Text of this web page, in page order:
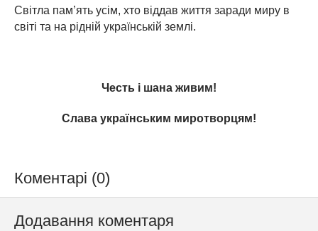
Світла пам’ять усім, хто віддав життя заради миру в
світі та на рідній українській землі.
Честь і шана живим!
Слава українським миротворцям!
Коментарі (0)
Додавання коментаря